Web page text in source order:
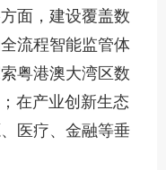
面，建设覆盖数
流程智能监管体
粤港澳大湾区数
在产业创新生态
医疗、金融等垂